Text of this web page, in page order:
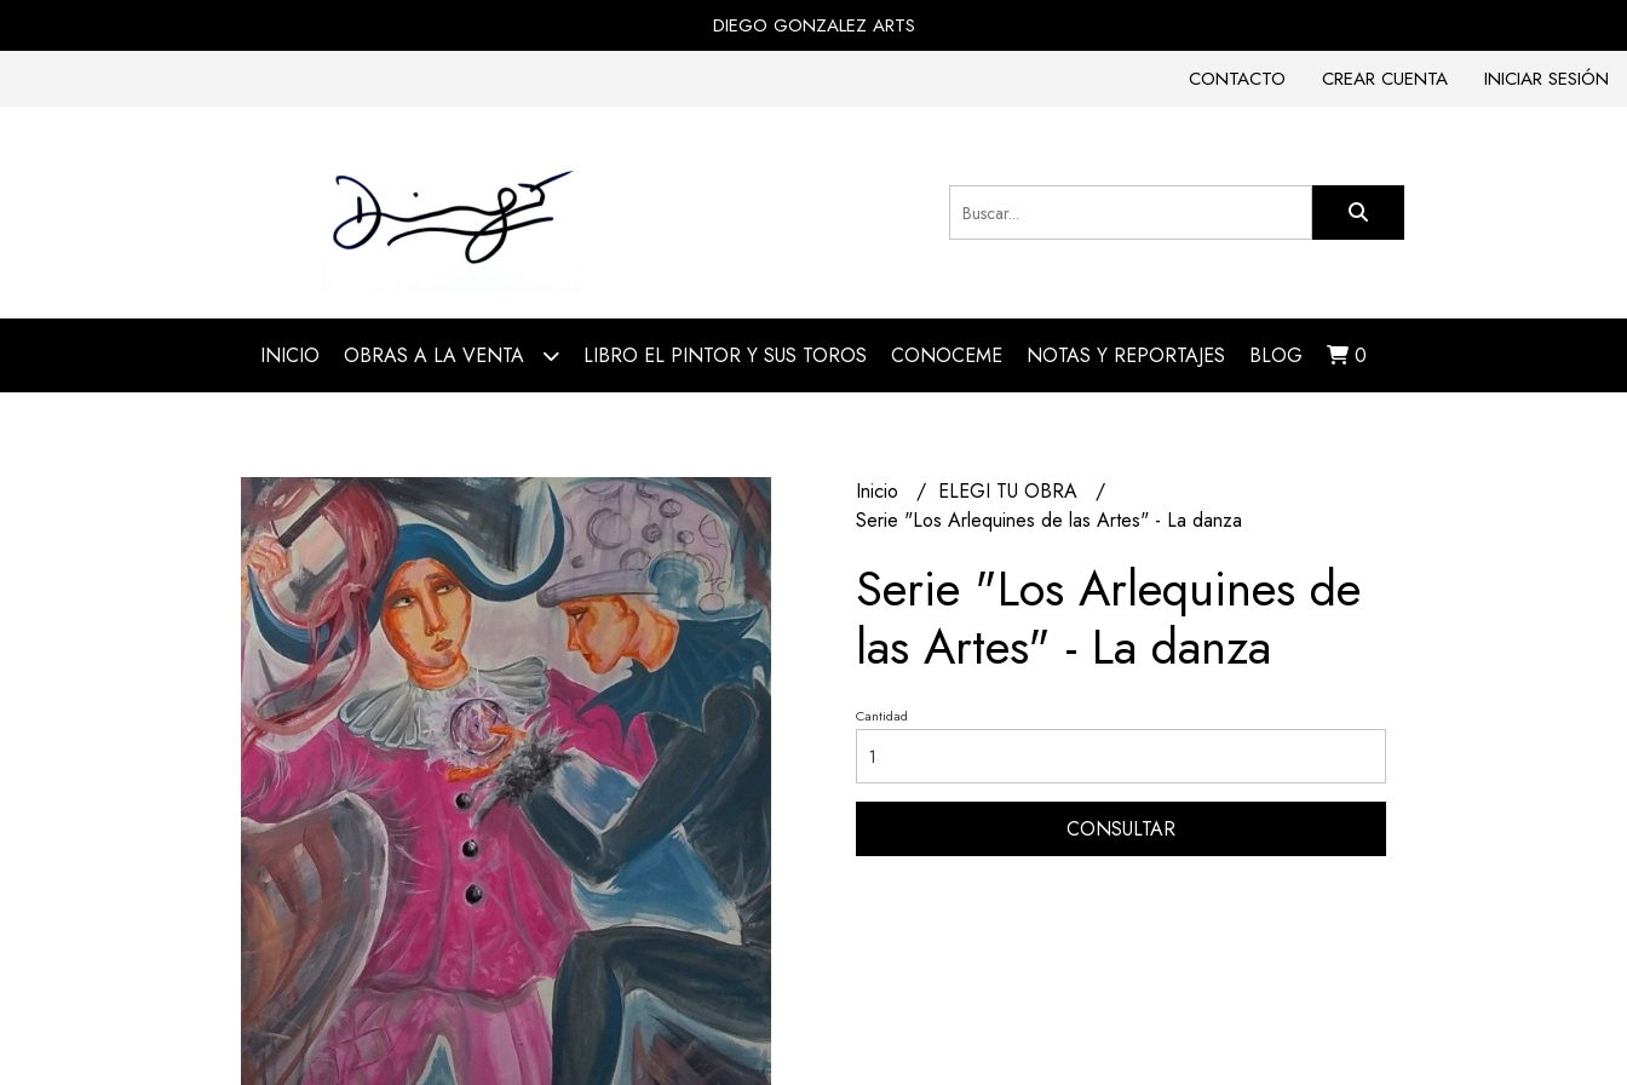
DIEGO GONZALEZ ARTS
CONTACTO
CREAR CUENTA INICIAR SESIÓN
INICIO OBRAS A LA VENTA LIBRO EL PINTOR Y SUS TOROS CONOCEME NOTAS Y REPORTAJES BLOG 0
Inicio
ELEGI TU OBRA
Serie "Los Arlequines de las Artes" - La danza
Serie "Los Arlequines de
las Artes" - La danza
Cantidad
CONSULTAR